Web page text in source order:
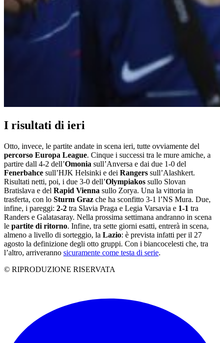
I risultati di ieri
Otto, invece, le partite andate in scena ieri, tutte ovviamente del
percorso Europa League. Cinque i successi tra le mure amiche, a
partire dall 4-2 dell’Omonia sull’Anversa e dai due 1-0 del
Fenerbahce sull’HJK Helsinki e dei Rangers sull’Alashkert.
Risultati netti, poi, i due 3-0 dell’Olympiakos sullo Slovan
Bratislava e del Rapid Vienna sullo Zorya. Una la vittoria in
trasferta, con lo Sturm Graz che ha sconfitto 3-1 l’NS Mura. Due,
infine, i pareggi: 2-2 tra Slavia Praga e Legia Varsavia e 1-1 tra
Randers e Galatasaray. Nella prossima settimana andranno in scena
le partite di ritorno. Infine, tra sette giorni esatti, entrerà in scena,
almeno a livello di sorteggio, la Lazio: è prevista infatti per il 27
agosto la definizione degli otto gruppi. Con i biancocelesti che, tra
l’altro, arriveranno sicuramente come testa di serie.
© RIPRODUZIONE RISERVATA